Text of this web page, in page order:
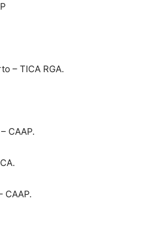
– TICA RGA.
CAAP.
CAAP.